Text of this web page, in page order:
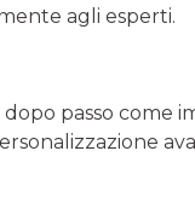
agli esperti.
passo come